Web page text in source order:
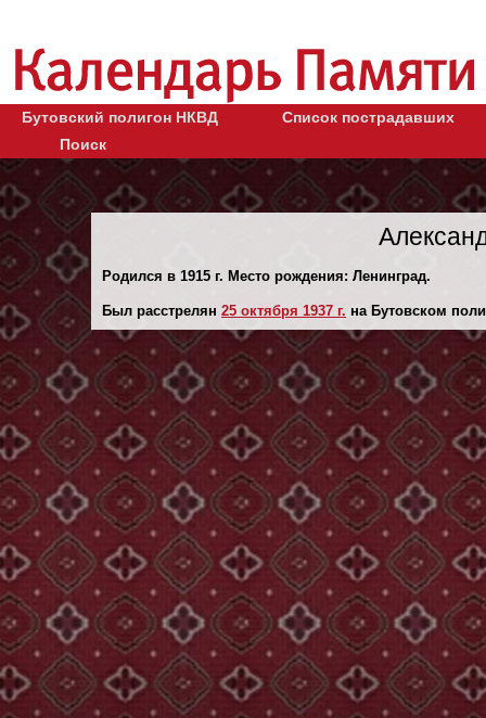
Бутовский полигон НКВД
Список пострадавших
Поиск
Родился в 1915 г. Место рождения: Ленинград.
Был расстрелян 25 октября 1937 г. на Бутовском